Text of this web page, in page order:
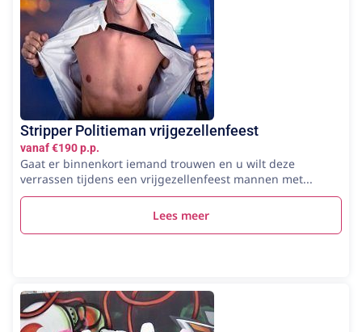
Stripper Politieman vrijgezellenfeest
vanaf €190 p.p.
Gaat er binnenkort iemand trouwen en u wilt deze
verrassen tijdens een vrijgezellenfeest mannen met...
Lees meer